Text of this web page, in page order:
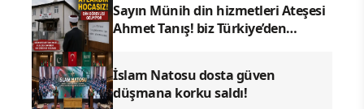
Sayın Münih din hizmetleri Ateşesi
Ahmet Tanış! biz Türkiye’den
musun?
İslam Natosu dosta güven
düşmana korku saldı!